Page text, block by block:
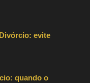
evite
quando o